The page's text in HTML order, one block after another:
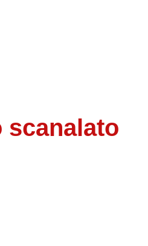
scanalato